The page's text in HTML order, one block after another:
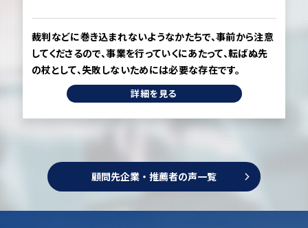
裁判などに巻き込まれないようなかたちで、事前から注意
してくださるので、事業を行っていくにあたって、転ばぬ先
の杖として、失敗しないためには必要な存在です。
詳細を見る
顧問先企業・推薦者の声一覧